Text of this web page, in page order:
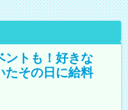
ントも！好きな
その日に給料